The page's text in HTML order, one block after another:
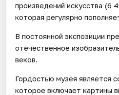
произведений искусства (6
которая регулярно
В постоянной экспозиции
отечественное
веков.
Гордостью музея является
которое включает картины